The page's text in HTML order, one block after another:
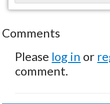
Comments
Please log in or
comment.